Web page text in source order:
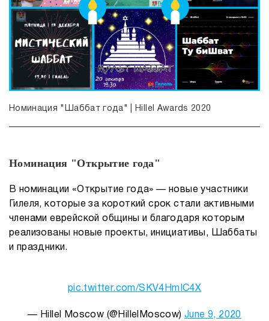
Номинация "Шаббат года" | Hillel Awards 2020
Номинация "Открытие года"
В номинации «Открытие года» — новые участники
Гилеля, которые за короткий срок стали активными
членами еврейской общины и благодаря которым
реализованы новые проекты, инициативы, Шаббаты
и праздники.
pic.twitter.com/SKV4HmIC4X
— Hillel Moscow (@HillelMoscow) June 9, 2020